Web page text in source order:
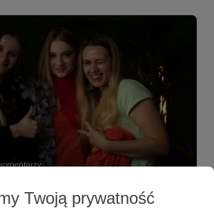
Twoją prywatność
THE BIRDS
Zobaczcie sesje zdjęciową projektu na 2022 rok.